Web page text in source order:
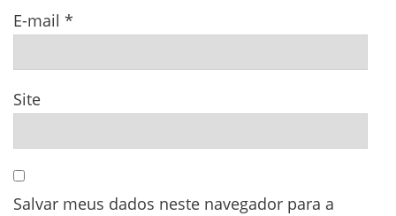
E-mail *
Site
Salvar meus dados neste navegador para a